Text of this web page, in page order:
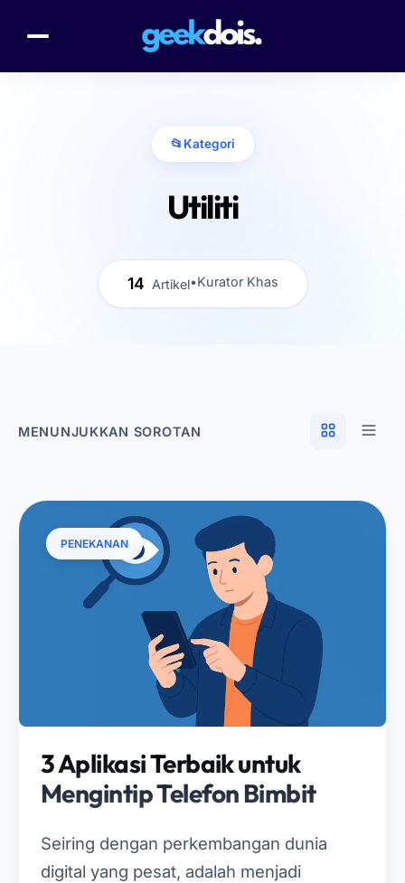
📂 Kategori
Utiliti
14 Artikel•Kurator Khas
MENUNJUKKAN SOROTAN
PENEKANAN
3 Aplikasi Terbaik untuk
Mengintip Telefon Bimbit
Seiring dengan perkembangan dunia
digital yang pesat, adalah menjadi